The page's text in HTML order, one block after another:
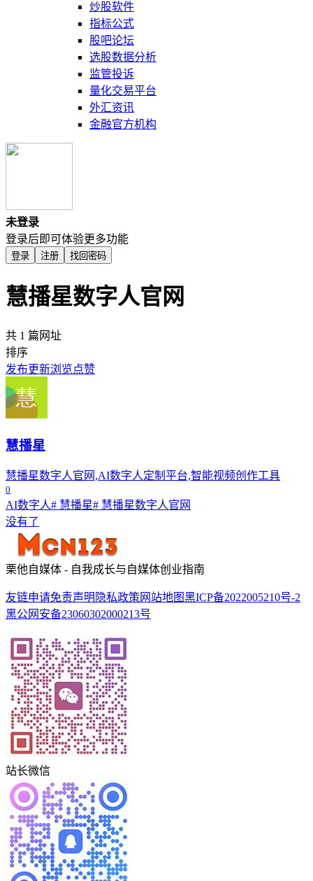
炒股软件
指标公式
股吧论坛
选股数据分析
监管投诉
量化交易平台
外汇资讯
金融官方机构
未登录
登录后即可体验更多功能
登录 注册 找回密码
慧播星数字人官网
共 1 篇网址
排序
发布更新浏览点赞
慧播星
慧播星数字人官网,AI数字人定制平台,智能视频创作工具
0
AI数字人# 慧播星# 慧播星数字人官网
没有了
栗他自媒体 - 自我成长与自媒体创业指南
友链申请免责声明 隐私政策 网站地图黑ICP备2022005210号-2
黑公网安备23060302000213号
站长微信